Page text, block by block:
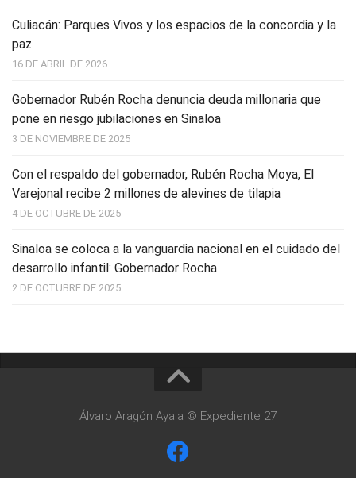
Culiacán: Parques Vivos y los espacios de la concordia y la
paz
16 DE ABRIL DE 2026
Gobernador Rubén Rocha denuncia deuda millonaria que
pone en riesgo jubilaciones en Sinaloa
3 DE NOVIEMBRE DE 2025
Con el respaldo del gobernador, Rubén Rocha Moya, El
Varejonal recibe 2 millones de alevines de tilapia
4 DE OCTUBRE DE 2025
Sinaloa se coloca a la vanguardia nacional en el cuidado del
desarrollo infantil: Gobernador Rocha
2 DE OCTUBRE DE 2025
Álvaro Aragón Ayala © Expediente 27